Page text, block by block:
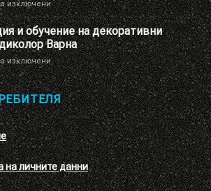
имитация
на
перлени
тухлички
изключениза
Нова
декоративна
мазилка
–
кръгове
–
3D
ефект
с
VELE
материал
и обучение на декоративни
Варна
изключениза
Презентация
и
обучение
на
декоративни
мазилки
Адиколор
Варна
на личните данни